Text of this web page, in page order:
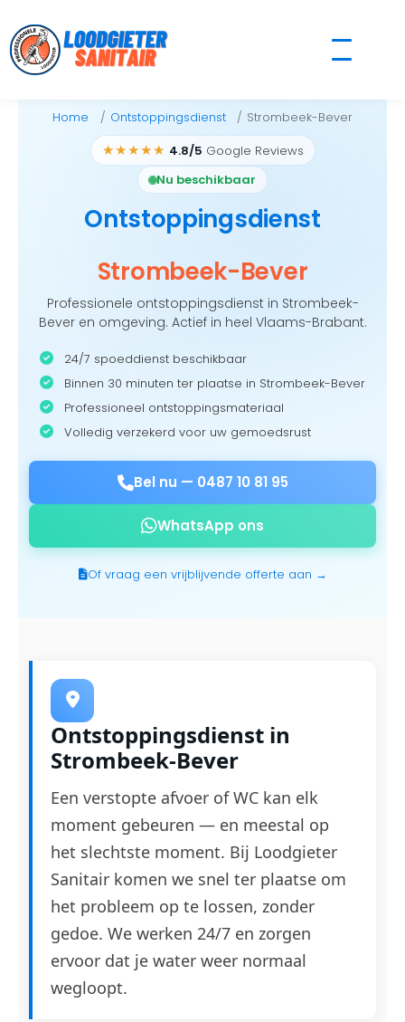
to
content
Home Ontstoppingsdienst Strombeek-Bever
★★★★★ 4.8/5 Google Reviews
Nu beschikbaar
Ontstoppingsdienst
Strombeek-Bever
Professionele ontstoppingsdienst in Strombeek-
Bever en omgeving. Actief in heel Vlaams-Brabant.
24/7 spoeddienst beschikbaar
Binnen 30 minuten ter plaatse in Strombeek-Bever
Professioneel ontstoppingsmateriaal
Volledig verzekerd voor uw gemoedsrust
Bel nu — 0487 10 81 95
WhatsApp ons
Of vraag een vrijblijvende offerte aan →
Ontstoppingsdienst in
Strombeek-Bever
Een verstopte afvoer of WC kan elk
moment gebeuren — en meestal op
het slechtste moment. Bij Loodgieter
Sanitair komen we snel ter plaatse om
het probleem op te lossen, zonder
gedoe. We werken 24/7 en zorgen
ervoor dat je water weer normaal
wegloopt.